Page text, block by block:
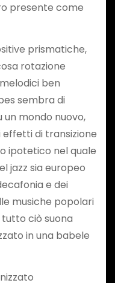
presente come
prismatiche,
rotazione
ben
sembra di
un mondo nuovo,
di transizione
ipotetico nel quale
jazz sia europeo
e dei
musiche popolari
tutto ciò suona
in una babele